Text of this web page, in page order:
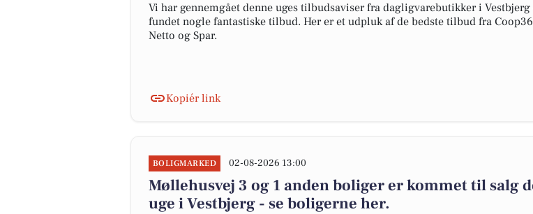
Vi har gennemgået denne uges tilbudsaviser fra dagligvarebutikker i Vestbjerg
fundet nogle fantastiske tilbud. Her er et udpluk af de bedste tilbud fra
Netto og Spar.
Kopiér link
BOLIGMARKED 02-08-2026 13:00
Møllehusvej 3 og 1 anden boliger er kommet til salg
uge i Vestbjerg - se boligerne her.